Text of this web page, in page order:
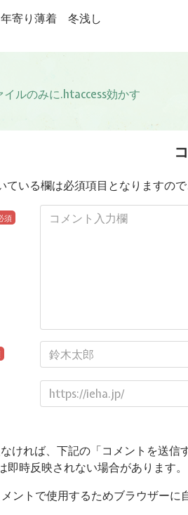
寄り薄着 冬浅し
ルのみに.htaccess効かす
ている欄は必須項目となりますの
須
ければ、下記の「コメントを送信
即時反映されない場合があります。
ントで使用するためブラウザーに